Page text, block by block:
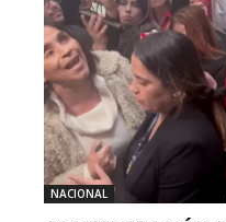
NACIONAL